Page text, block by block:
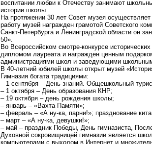
воспитании любви к Отечеству занимают
истории школы.
На протяжении 30 лет Совет музея
работу музей награжден грамотой Советского
Санкт-Петербурга и Ленинградской области он
50».
Во Всероссийском смотре-конкурсе
дипломом лауреата и награжден ценным
администрациями школ и заведующими
В 40-летний юбилей школы открыт музей
Гимназия богата традициями:
– 1 сентября – День знаний. Общешкольный
– 1 октября – День образования КНР;
– 19 октября – день рождения школы;
– январь – «Вахта Памяти»;
– февраль – «А ну-ка, парни!»; празднование
– март – «А ну-ка, девушки!»;
– май – праздник Победы, День гимназиста,
Духовной сокровищницей гимназии является
компьютерами с выходом в Интернет и